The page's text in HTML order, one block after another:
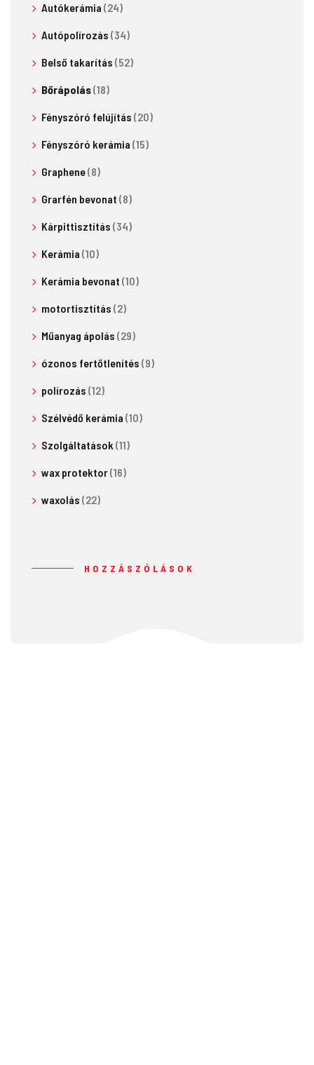
Autókerámia (24)
Autópolírozás (34)
Belső takarítás (52)
Bőrápolás(18)
Fényszóró felújítás (20)
Fényszóró kerámia (15)
Graphene(8)
Grarfén bevonat (8)
Kárpittisztítás (34)
Kerámia (10)
Kerámia bevonat (10)
motortisztítás (2)
Műanyag ápolás (29)
ózonos fertőtlenítés (9)
polírozás (12)
Szélvédő kerámia (10)
Szolgáltatások (11)
wax protektor(16)
waxolás (22)
HOZZÁSZÓLÁSOK